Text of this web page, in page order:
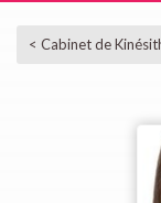
< Cabinet de